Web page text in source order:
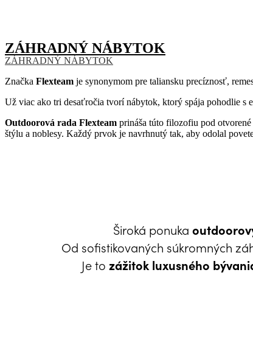
ZÁHRADNÝ NÁBYTOK
ZÁHRADNÝ NÁBYTOK
Značka Flexteam je synonymom pre taliansku precíznosť,
Už viac ako tri desaťročia tvorí nábytok, ktorý spája pohodlie s
Outdoorová rada Flexteam prináša túto filozofiu pod
štýlu a noblesy. Každý prvok je navrhnutý tak, aby odolal
Široká ponuka
Od sofistikovaných súkromných
Je to zážitok luxusného